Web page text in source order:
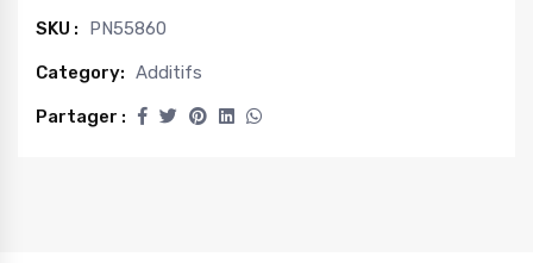
SKU : PN55860
Category: Additifs
Partager :